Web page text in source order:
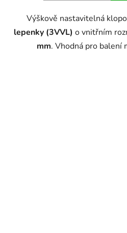
Výškově nastavitelná
lepenky (3VVL) o vnitřním
mm. Vhodná pro balení